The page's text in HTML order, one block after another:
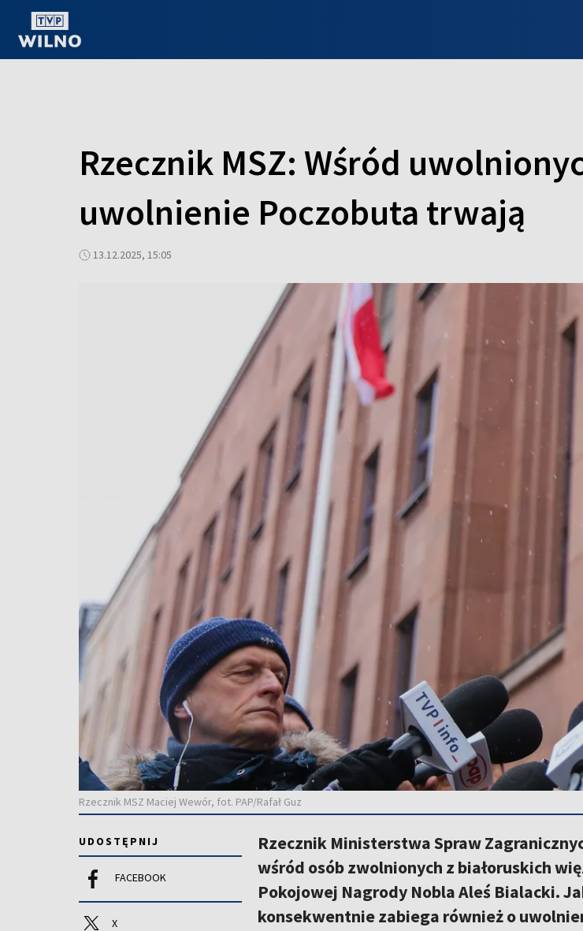
Rzecznik MSZ: Wśród
uwolnienie Poczobuta trwają
13.12.2025, 15:05
Rzecznik MSZ Maciej Wewór, fot. PAP/Rafał Guz
UDOSTĘPNIJ
FACEBOOK
X
Rzecznik Ministerstwa Spraw
wśród osób zwolnionych z białoruskich
Pokojowej Nagrody Nobla Aleś Bialacki.
konsekwentnie zabiega również o